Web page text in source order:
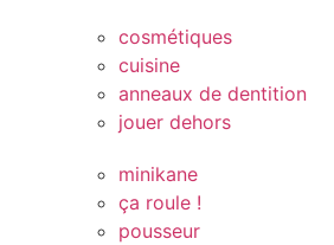
cosmétiques
cuisine
anneaux de dentition
jouer dehors
minikane
ça roule !
pousseur